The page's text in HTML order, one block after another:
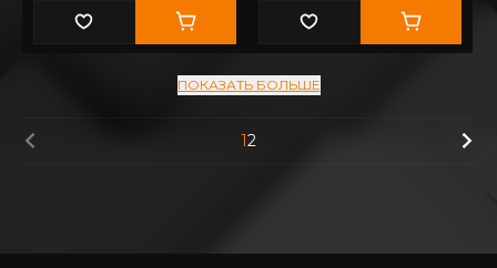
ПОКАЗАТЬ БОЛЬШЕ
12